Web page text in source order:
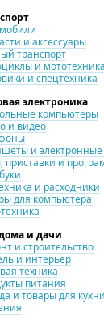
и аксессуары
транспорт
и мототехника
и спецтехника
электроника
компьютеры
и видео
и электронные
приставки и
и расходники
для компьютера
и дачи
и строительство
и интерьер
техника
питания
и товары для кухни